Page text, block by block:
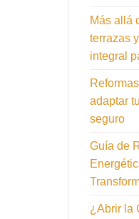
Más allá
terrazas
integral
adaptar
seguro
Guía de
¿Abrir la